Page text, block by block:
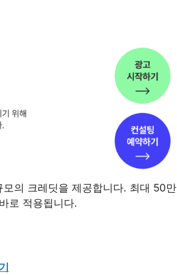
의 크레딧을 제공합니다. 최대 50만
로 적용됩니다.